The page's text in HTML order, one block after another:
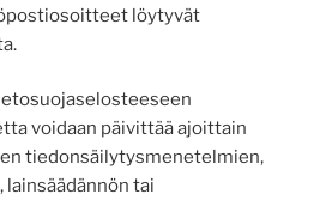
löytyvät
voidaan päivittää ajoittain
tiedonsäilytysmenetelmien,
tai